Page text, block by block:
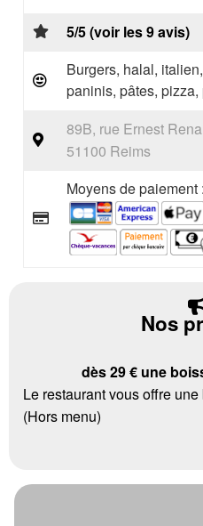
5/5 (voir les 9 avis)
Burgers, halal,
paninis, pâtes,
89B, rue Ernest
51100 Reims
Moyens de paiement :
Nos
dès 29 € une
Le restaurant vous offre
(Hors menu)